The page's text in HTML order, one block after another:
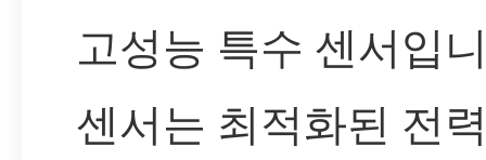
고성능 특수 센서입
센서는 최적화된 전